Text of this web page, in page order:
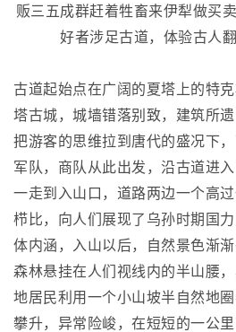
贩三五成群赶着牲畜来伊犁做买
好者涉足古道，体验古人
古道起始点在广阔的夏塔上的特
塔古城，城墙错落别致，建筑所
把游客的思维拉到唐代的盛况下
军队，商队从此出发，沿古道进
一走到入山口，道路两边一个高
栉比，向人们展现了乌孙时期国
体内涵，入山以后，自然景色渐
森林悬挂在人们视线内的半山腰
地居民利用一个小山坡半自然地
攀升，异常险峻，在短短的一公